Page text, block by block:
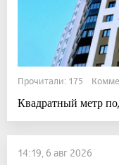
Прочитали: 175
Квадратный метр
14:19, 6 авг 2026